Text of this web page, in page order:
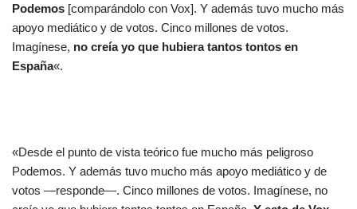
Podemos [comparándolo con Vox]. Y además tuvo mucho más
apoyo mediático y de votos. Cinco millones de votos.
Imagínese, no creía yo que hubiera tantos tontos en
España«.
«Desde el punto de vista teórico fue mucho más peligroso
Podemos. Y además tuvo mucho más apoyo mediático y de
votos —responde—. Cinco millones de votos. Imagínese, no